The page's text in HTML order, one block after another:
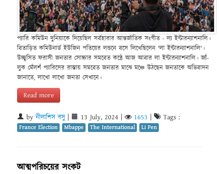
প্যারি কমিউন দুনিয়াকে দিয়েছিল সর্বহারার আন্তর্জাতিক সংগীত - ল্য ইন্টারন্যাশনালি।
বিতাড়িত কমিউনার্ড ইউজিন পতিয়ের লন্ডনে বসে লিখেছিলেন 'লা ইন্টারন্যাশনালি'।
উচ্ছ্বসিত ফরাসী জনতার সোচ্চার সমবেত কন্ঠে আজ আবার লা ইন্টারন্যাশনালি। জ্যঁ-
লুক মেঁলশঁ প্যারিসের রাস্তায় সমবেত জনতার মাঝে মঞ্চে উঠছেন জনতাকে অভিবাদন
জানাতে, লাখো লাখো জনতা সেখানে।
Read more
byনীলাশিস বসু| 13 July, 2024 | 1653 | Tags :
France Election Mbappe The International Li Pen
আত্মপরিচয়ের সংকট